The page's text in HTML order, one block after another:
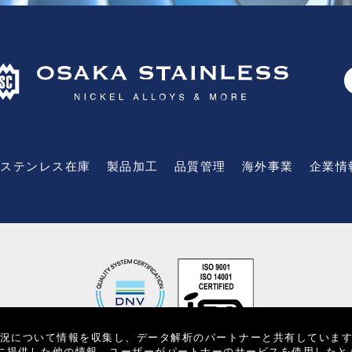
ステンレス在庫 製品加工 品質管理 海外事業 企業情
について情報を収集し、データ解析のパートナーと共有していま